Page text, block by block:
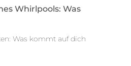
Whirlpools: Was
Was kommt auf dich